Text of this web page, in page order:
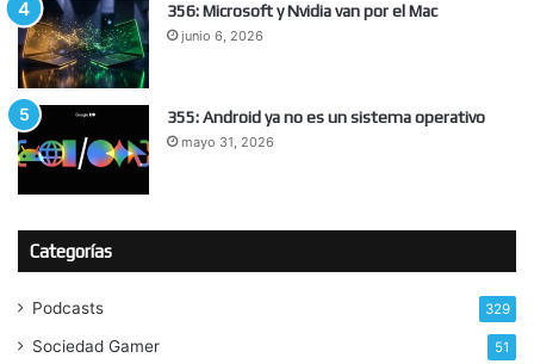
356: Microsoft y Nvidia van por el Mac
junio 6, 2026
355: Android ya no es un sistema operativo
mayo 31, 2026
Categorías
Podcasts 329
Sociedad Gamer 51